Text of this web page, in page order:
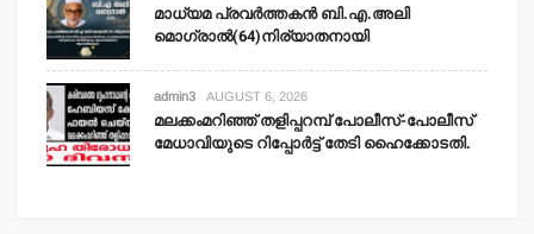
മാധ്യമ പ്രവര്‍ത്തകന്‍ ബി.എ.അലി
മൊഗ്രാല്‍(64)നിര്യാതനായി
admin3 AUGUST 6, 2026
മലക്കംമറിഞ്ഞ് തളിപ്പറമ്പ് പോലീസ്-പോലീസ്
മേധാവിയുടെ റിപ്പോര്‍ട്ട് തേടി ഹൈക്കോടതി.